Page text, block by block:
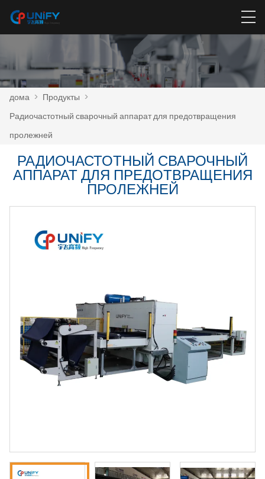
дома > Продукты >
Радиочастотный сварочный аппарат для предотвращения
пролежней
РАДИОЧАСТОТНЫЙ СВАРОЧНЫЙ
АППАРАТ ДЛЯ ПРЕДОТВРАЩЕНИЯ
ПРОЛЕЖНЕЙ